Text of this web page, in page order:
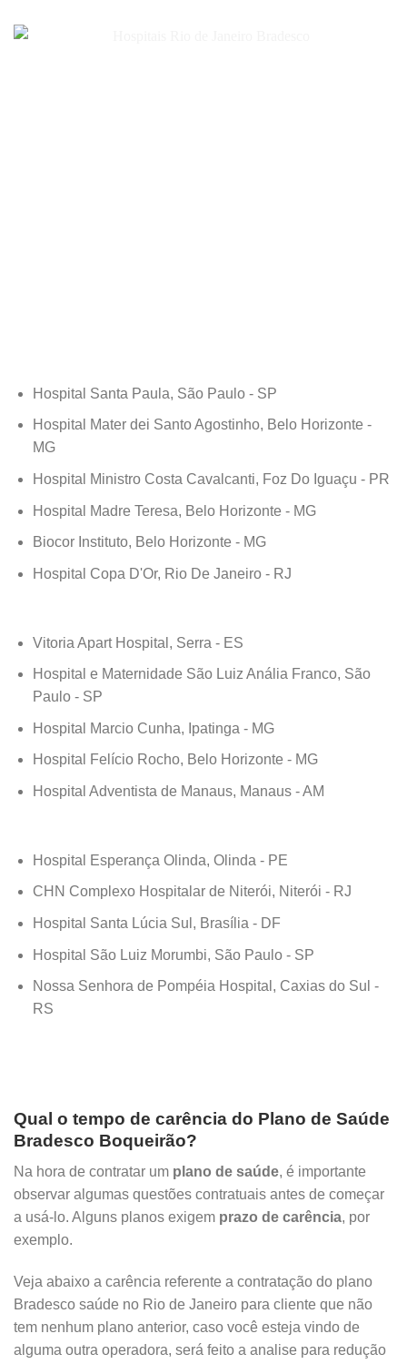
Hospital Santa Paula, São Paulo - SP
Hospital Mater dei Santo Agostinho, Belo Horizonte -
MG
Hospital Ministro Costa Cavalcanti, Foz Do Iguaçu - PR
Hospital Madre Teresa, Belo Horizonte - MG
Biocor Instituto, Belo Horizonte - MG
Hospital Copa D'Or, Rio De Janeiro - RJ
Vitoria Apart Hospital, Serra - ES
Hospital e Maternidade São Luiz Anália Franco, São
Paulo - SP
Hospital Marcio Cunha, Ipatinga - MG
Hospital Felício Rocho, Belo Horizonte - MG
Hospital Adventista de Manaus, Manaus - AM
Hospital Esperança Olinda, Olinda - PE
CHN Complexo Hospitalar de Niterói, Niterói - RJ
Hospital Santa Lúcia Sul, Brasília - DF
Hospital São Luiz Morumbi, São Paulo - SP
Nossa Senhora de Pompéia Hospital, Caxias do Sul -
RS
Qual o tempo de carência do Plano de Saúde
Bradesco Boqueirão?
Na hora de contratar um plano de saúde, é importante
observar algumas questões contratuais antes de começar
a usá-lo. Alguns planos exigem prazo de carência, por
exemplo.
Veja abaixo a carência referente a contratação do plano
Bradesco saúde no Rio de Janeiro para cliente que não
tem nenhum plano anterior, caso você esteja vindo de
alguma outra operadora, será feito a analise para redução